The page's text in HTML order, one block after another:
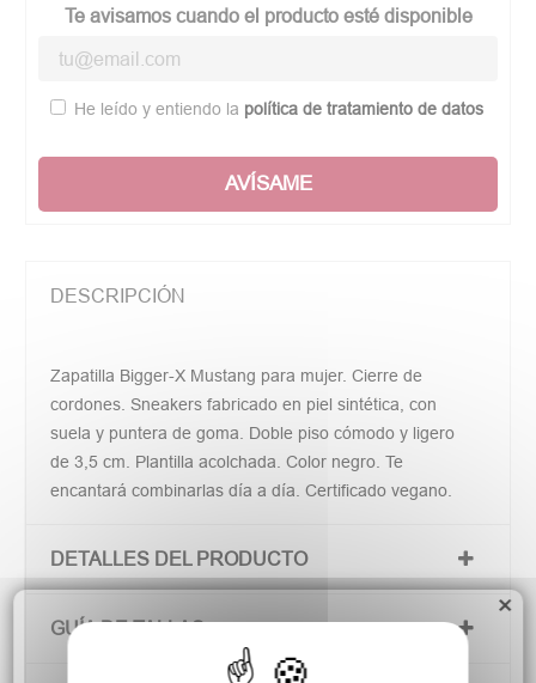
Te avisamos cuando el producto esté disponible
He leído y entiendo la política de tratamiento de datos
AVÍSAME
DESCRIPCIÓN
Zapatilla Bigger-X Mustang para mujer. Cierre de
cordones. Sneakers fabricado en piel sintética, con
suela y puntera de goma. Doble piso cómodo y ligero
de 3,5 cm. Plantilla acolchada. Color negro. Te
encantará combinarlas día a día. Certificado vegano.
DETALLES DEL PRODUCTO
GUÍA DE TALLAS
×